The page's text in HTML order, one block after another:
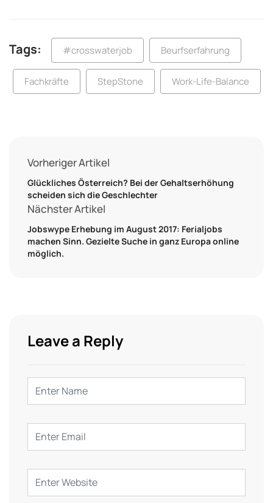
Tags: #crosswaterjob Beurfserfahrung
Fachkräfte StepStone Work-Life-Balance
Vorheriger Artikel
Glückliches Österreich? Bei der Gehaltserhöhung
scheiden sich die Geschlechter
Nächster Artikel
Jobswype Erhebung im August 2017: Ferialjobs
machen Sinn. Gezielte Suche in ganz Europa online
möglich.
Leave a Reply